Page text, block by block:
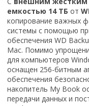
емкостью 14 ТБ от
копирование важных
системы с помощью
обеспечения WD
Mac. Помимо
для компьютеров
оснащен 256-битным
обеспечения
накопитель My Book
передачи данных и